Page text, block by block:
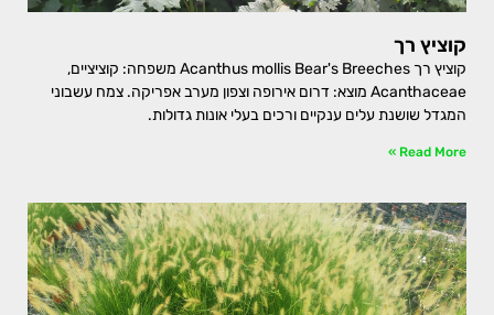
קוציץ רך
קוציץ רך Acanthus mollis Bear's Breeches משפחה: קוציציים,
Acanthaceae מוצא: דרום אירופה וצפון מערב אפריקה. צמח עשבוני
המגדל שושנת עלים ענקיים ורכים בעלי אונות גדולות.
Read More »